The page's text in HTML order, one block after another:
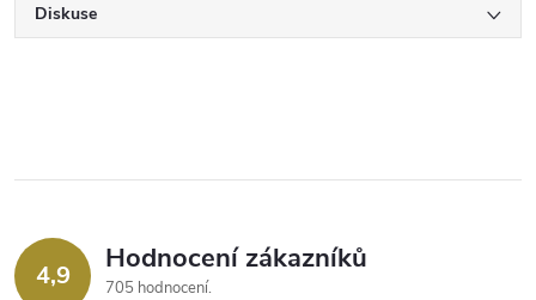
Diskuse
4,9 Hodnocení zákazníků
705 hodnocení